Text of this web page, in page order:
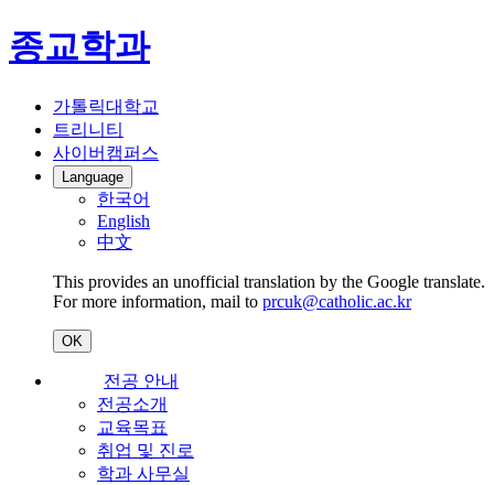
종교학과
가톨릭대학교
트리니티
사이버캠퍼스
Language
한국어
English
中文
This provides an unofficial translation by the Google translate.
For more information, mail to prcuk@catholic.ac.kr
OK
전공 안내
전공소개
교육목표
취업 및 진로
학과 사무실